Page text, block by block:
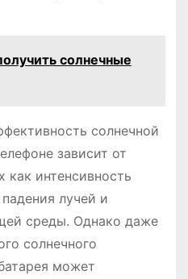
солнечные
солнечной
зависит от
как интенсивность
лучей и
среды. Однако даже
солнечного
может